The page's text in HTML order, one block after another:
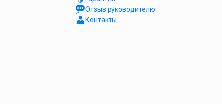
Отзыв руководителю
Контакты